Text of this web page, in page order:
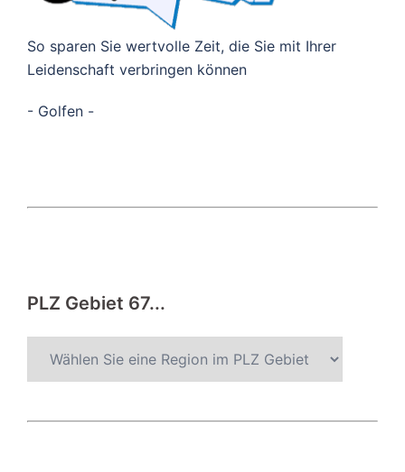
So sparen Sie wertvolle Zeit, die Sie mit Ihrer
Leidenschaft verbringen können
- Golfen -
PLZ Gebiet 67...